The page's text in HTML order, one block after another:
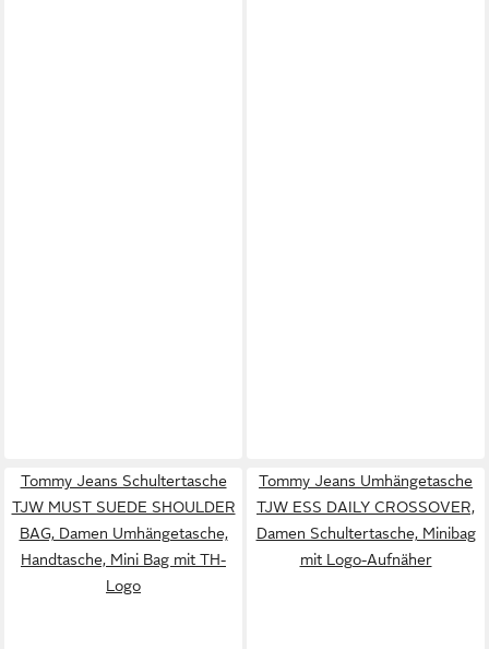
Tommy Jeans Schultertasche
TJW MUST SUEDE SHOULDER
BAG, Damen Umhängetasche,
Handtasche, Mini Bag mit TH-
Logo
Tommy Jeans Umhängetasche
TJW ESS DAILY CROSSOVER,
Damen Schultertasche, Minibag
mit Logo-Aufnäher